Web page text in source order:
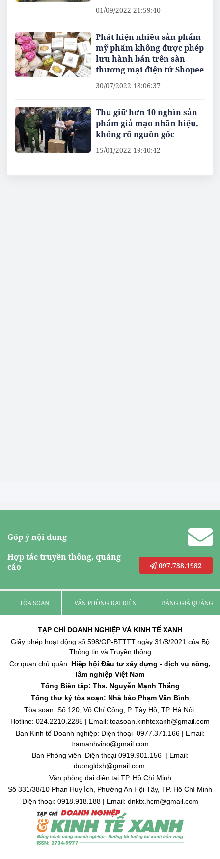
01/09/2022 21:59:40
Phát hiện nhiều sản phẩm
mỹ phẩm không được phép
lưu hành bán trên sàn
thương mại điện tử Shopee
30/07/2022 18:06:37
Thu giữ hơn 10 nghìn sản
phẩm giả mạo nhãn hiệu,
không rõ nguồn gốc
15/01/2022 19:40:42
Góp ý nội dung
Hợp tác truyền thông, quảng
cáo
097.738.1982
TÒA SOẠN VĂN PHÒNG ĐẠI DIỆN BẢNG GIÁ QUẢNG
TẠP CHÍ DOANH NGHIỆP VÀ KINH TẾ XANH
Giấy phép hoạt động số 598/GP-BTTTT ngày 31/8/2021 của Bộ
Thông tin và Truyền thông
Cơ quan chủ quản: Hiệp hội Đầu tư xây dựng - dịch vụ nông,
lâm nghiệp Việt Nam
Tổng Biên tập: Ths. Nguyễn Mạnh Thắng
Tổng thư ký tòa soạn: Nhà báo Phạm Văn Bình
Tòa soạn: Số 120, Võ Chí Công, P. Tây Hồ, TP. Hà Nội.
Hotline: 024.2210.2285 | Email: toasoan.kinhtexanh@gmail.com
Ban Kinh tế Doanh nghiệp: Điện thoại 0977.371.166 | Email:
tramanhvino@gmail.com
Ban Phóng viên: Điện thoại 0919.901.156 | Email:
duongldxh@gmail.com
Văn phòng đại diện tại TP. Hồ Chí Minh
Số 331/38/10 Phan Huy Ích, Phường An Hội Tây, TP. Hồ Chí Minh
Điện thoại: 0918.918.188 | Email: dnktx.hcm@gmail.com